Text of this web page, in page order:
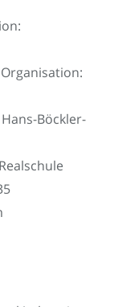
Böckler-